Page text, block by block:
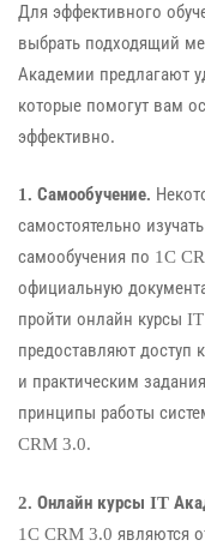
Для эффективного
выбрать подходящий
Академии предлагают
которые помогут вам
эффективно.
1. Самообучение.
самостоятельно
самообучения по 1C
официальную
пройти онлайн курсы
предоставляют доступ
и практическим
принципы работы
CRM 3.0.
2. Онлайн курсы IT
1C CRM 3.0 являются